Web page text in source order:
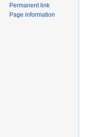
Permanent link
Page information